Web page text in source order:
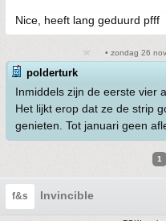
Nice, heeft lang geduurd pfff
• zondag 26
polderturk
Inmiddels zijn de eerste vier
Het lijkt erop dat ze de strip
genieten. Tot januari geen
1
f&s Invincible